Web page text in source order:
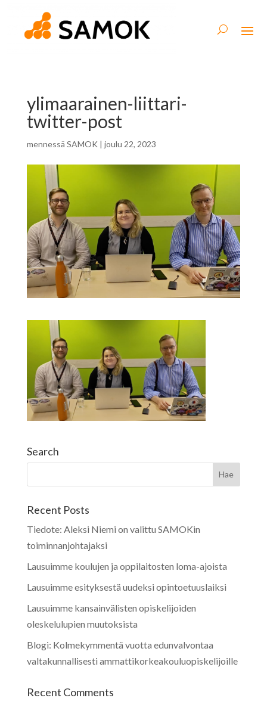
ylimaarainen-liittari-
twitter-post
mennessä SAMOK | joulu 22, 2023
Search
Recent Posts
Tiedote: Aleksi Niemi on valittu SAMOKin
toiminnanjohtajaksi
Lausuimme koulujen ja oppilaitosten loma-ajoista
Lausuimme esityksestä uudeksi opintoetuuslaiksi
Lausuimme kansainvälisten opiskelijoiden
oleskelulupien muutoksista
Blogi: Kolmekymmentä vuotta edunvalvontaa
valtakunnallisesti ammattikorkeakouluopiskelijoille
Recent Comments